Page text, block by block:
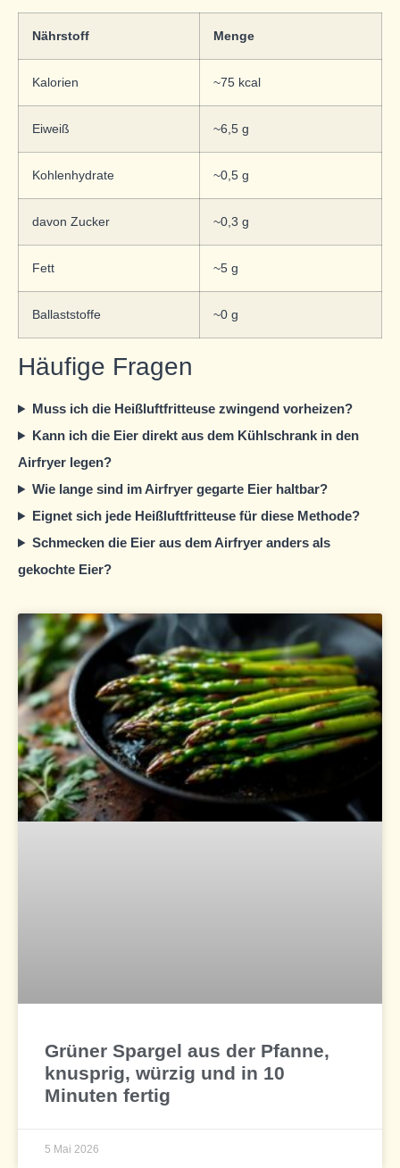
Grüner Spargel aus der Pfanne,
knusprig, würzig und in 10
Minuten fertig
5 Mai 2026
Nährstoff Menge
Kalorien ~75 kcal
Eiweiß ~6,5 g
Kohlenhydrate ~0,5 g
davon Zucker ~0,3 g
Fett ~5 g
Ballaststoffe ~0 g
Häufige Fragen
Muss ich die Heißluftfritteuse zwingend vorheizen?
Kann ich die Eier direkt aus dem Kühlschrank in den
Airfryer legen?
Wie lange sind im Airfryer gegarte Eier haltbar?
Eignet sich jede Heißluftfritteuse für diese Methode?
Schmecken die Eier aus dem Airfryer anders als
gekochte Eier?